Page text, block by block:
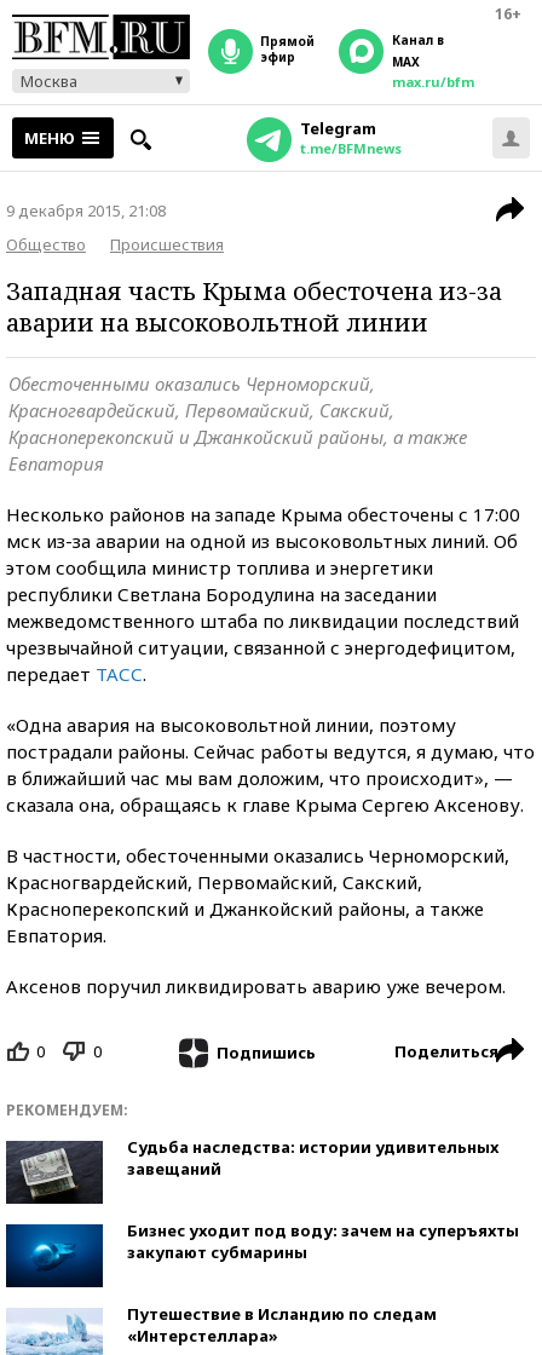
16+
Москва
прямой
эфир
Канал в
MAX
max.ru/bfm
МЕНЮ Telegram
t.me/BFMnews
9 декабря 2015, 21:08
Общество
Происшествия
Западная часть Крыма обесточена из-за
аварии на высоковольтной линии
Обесточенными оказались Черноморский,
Красногвардейский, Первомайский, Сакский,
Красноперекопский и Джанкойский районы, а также
Евпатория
Несколько районов на западе Крыма обесточены с 17:00
мск из-за аварии на одной из высоковольтных линий. Об
этом сообщила министр топлива и энергетики
республики Светлана Бородулина на заседании
межведомственного штаба по ликвидации последствий
чрезвычайной ситуации, связанной с энергодефицитом,
передает ТАСС.
«Одна авария на высоковольтной линии, поэтому
пострадали районы. Сейчас работы ведутся, я думаю, что
в ближайший час мы вам доложим, что происходит», —
сказала она, обращаясь к главе Крыма Сергею Аксенову.
В частности, обесточенными оказались Черноморский,
Красногвардейский, Первомайский, Сакский,
Красноперекопский и Джанкойский районы, а также
Евпатория.
Аксенов поручил ликвидировать аварию уже вечером.
0 0 Подпишись Поделиться
РЕКОМЕНДУЕМ:
Судьба наследства: истории удивительных
завещаний
Бизнес уходит под воду: зачем на суперъяхты
закупают субмарины
Путешествие в Исландию по следам
«Интерстеллара»